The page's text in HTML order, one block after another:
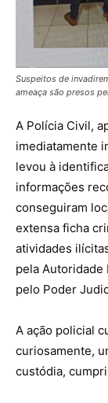
Suspeitos de
ameaça são presos
A Polícia Civil,
imediatamente
levou à
informações
conseguiram
extensa ficha
atividades
pela
pelo Poder
A ação policial
curiosamente,
custódia,